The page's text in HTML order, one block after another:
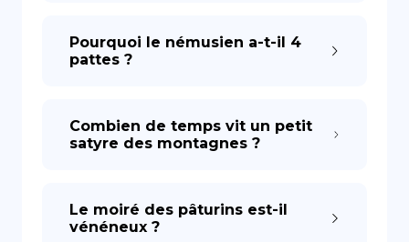
Pourquoi le némusien a-t-il 4
pattes ?
Combien de temps vit un petit
satyre des montagnes ?
Le moiré des pâturins est-il
vénéneux ?